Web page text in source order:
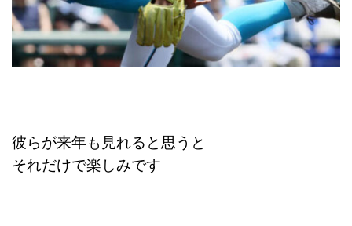
彼らが来年も見れると思うと
それだけで楽しみです